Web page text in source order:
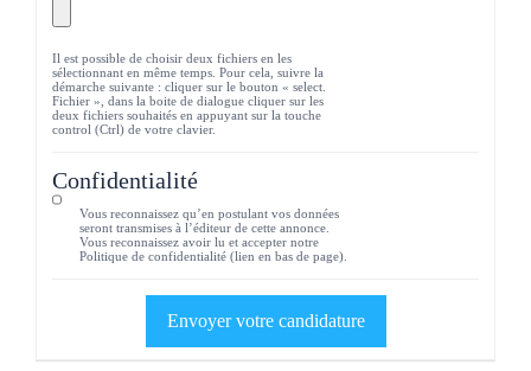
Il est possible de choisir deux fichiers en les
sélectionnant en même temps. Pour cela, suivre la
démarche suivante : cliquer sur le bouton « select.
Fichier », dans la boite de dialogue cliquer sur les
deux fichiers souhaités en appuyant sur la touche
control (Ctrl) de votre clavier.
Confidentialité
Vous reconnaissez qu’en postulant vos données
seront transmises à l’éditeur de cette annonce.
Vous reconnaissez avoir lu et accepter notre
Politique de confidentialité (lien en bas de page).